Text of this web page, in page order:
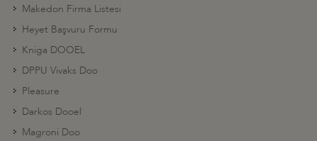
Makedon Firma Listesi
Heyet Başvuru Formu
Kniga DOOEL
DPPU Vivaks Doo
Pleasure
Darkos Dooel
Magroni Doo